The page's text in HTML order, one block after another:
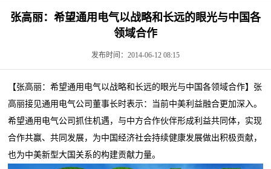
张高丽：希望通用电气以战略和长远的眼光与中国各
领域合作
发布时间：2014-06-12 08:15
【张高丽：希望通用电气以战略和长远的眼光与中国各领域合作】张
高丽接见通用电气公司董事长时表示：当前中美利益融合更加深入。
希望通用电气公司抓住机遇，与中方合作伙伴形成利益共同体，实现
合作共赢、共同发展，为中国经济社会持续健康发展做出积极贡献，
也为中美新型大国关系的构建贡献力量。